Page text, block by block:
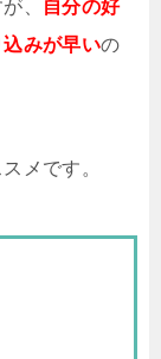
、
自分の好
みが早いの
メです。